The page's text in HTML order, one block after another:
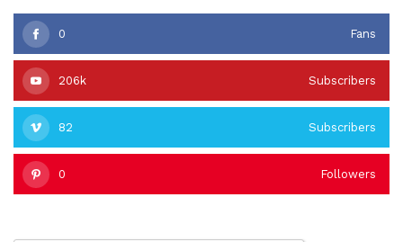
0 Fans
206k Subscribers
82 Subscribers
0 Followers